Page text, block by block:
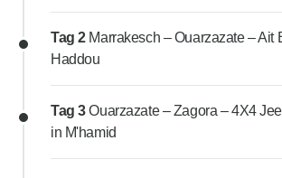
Tag 2 Marrakesch – Ouarzazate – Ait
Haddou
Tag 3Ouarzazate – Zagora – 4X4
in M'hamid